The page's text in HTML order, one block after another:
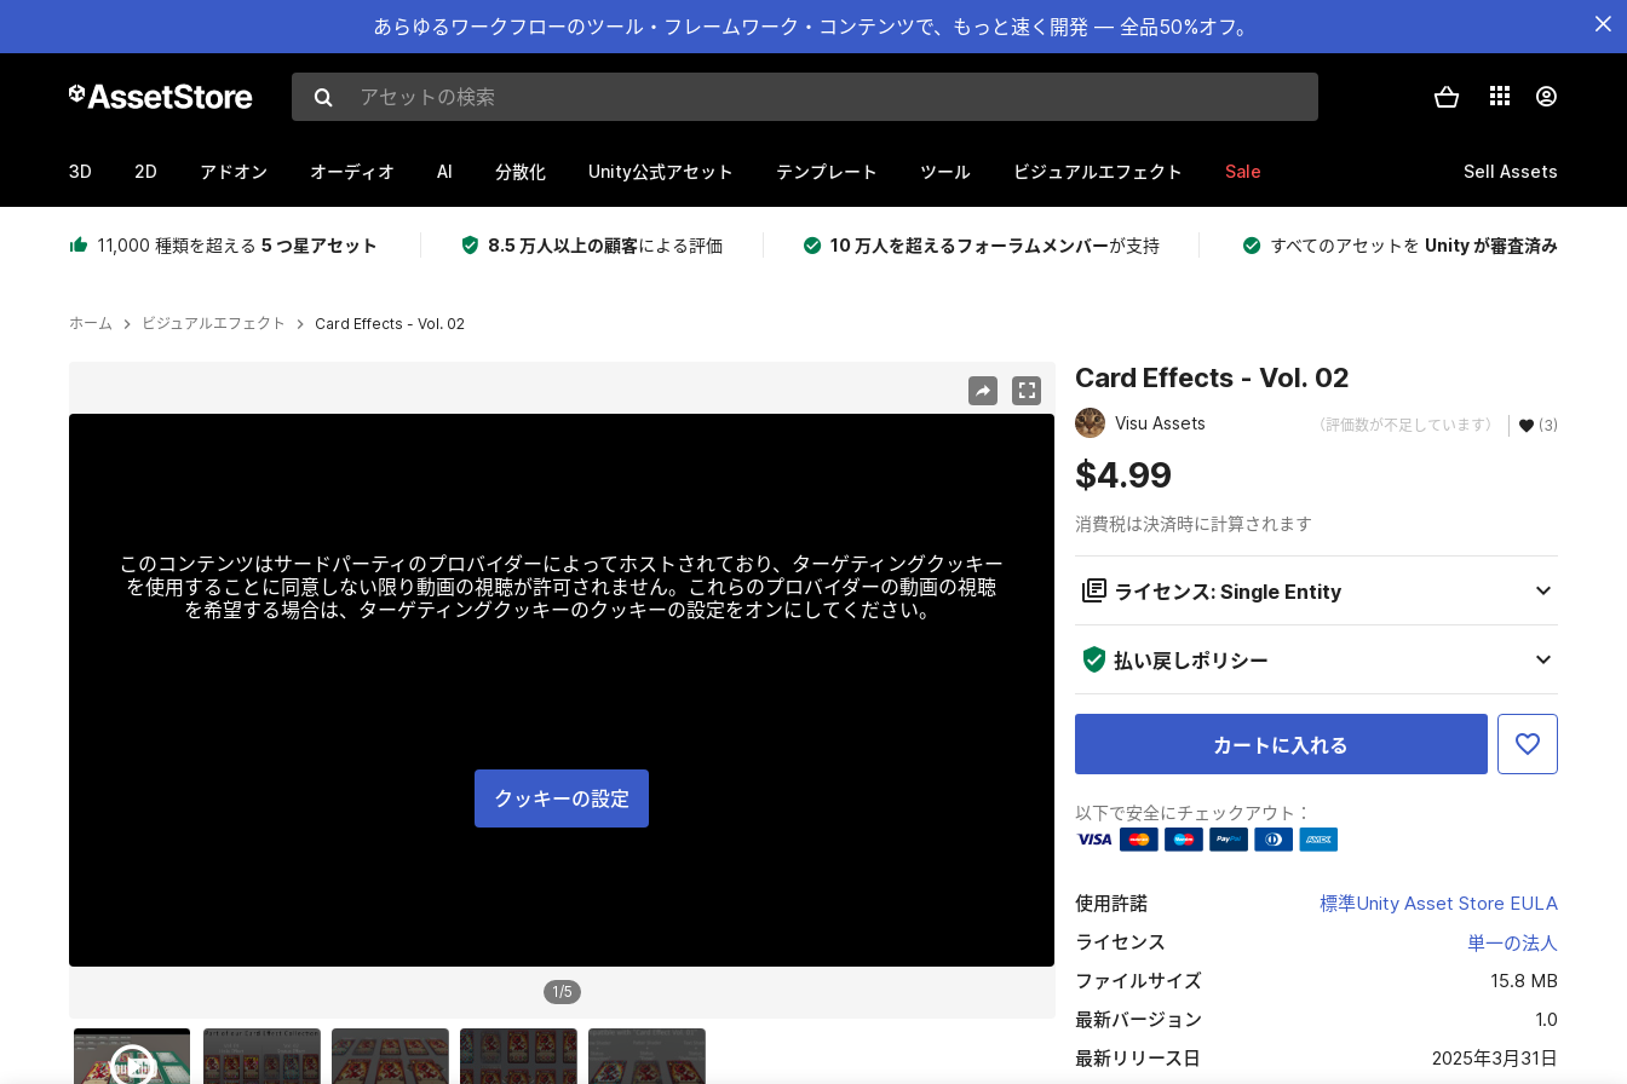
あらゆるワークフローのツール・フレームワーク・コンテンツで、もっと速く開発 — 全品50%オフ。
アセットの検索
3D 2D アドオン オーディオ AI 分散化 Unity公式アセット テンプレート ツール ビジュアルエフェクト Sale Sell Assets
11,000 種類を超える 5 つ星アセット 8.5 万人以上の顧客による評価 10 万人を超えるフォーラムメンバーが支持 すべてのアセットを Unity が審査済み
ホーム ビジュアルエフェクト Card Effects - Vol. 02
このコンテンツはサードパーティのプロバイダーによってホストされており、ターゲティングクッキー
を使用することに同意しない限り動画の視聴が許可されません。これらのプロバイダーの動画の視聴
を希望する場合は、ターゲティングクッキーのクッキーの設定をオンにしてください。
クッキーの設定
1/5
Card Effects - Vol. 02
Visu Assets （評価数が不足しています） (3)
$4.99
消費税は決済時に計算されます
ライセンス: Single Entity
払い戻しポリシー
カートに入れる
以下で安全にチェックアウト：
使用許諾
標準Unity Asset Store EULA
ライセンス
単一の法人
ファイルサイズ
15.8 MB
最新バージョン
1.0
最新リリース日
2025年3月31日